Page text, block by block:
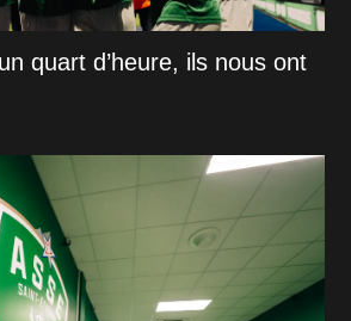
quart d’heure, ils nous ont